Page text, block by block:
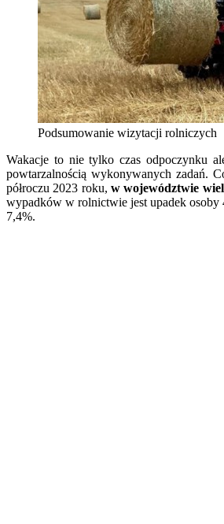
Podsumowanie wizytacji rolniczych
Wakacje to nie tylko czas odpoczynku
powtarzalnością wykonywanych zadań.
półroczu 2023 roku, w województwie
wypadków w rolnictwie jest upadek osoby
7,4%.